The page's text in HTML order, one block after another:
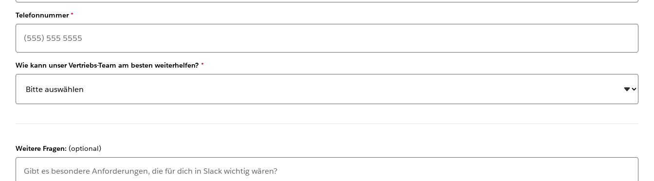
Telefonnummer*
Wie kann unser Vertriebs-Team am besten weiterhelfen? *
Weitere Fragen: (optional)